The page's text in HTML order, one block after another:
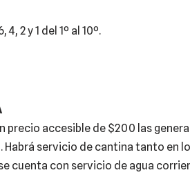
4, 2 y 1 del 1º al 10º.
precio accesible de $200 las
servicio de cantina tanto en
cuenta con servicio de agua